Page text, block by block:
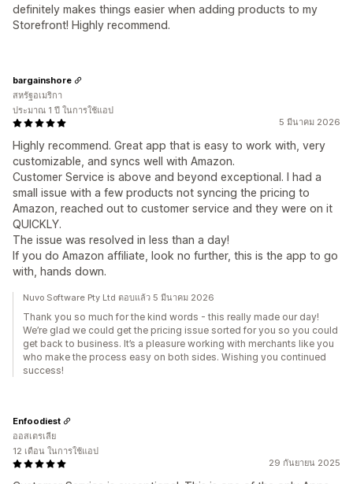
definitely makes things easier when adding products to my
Storefront! Highly recommend.
5 มีนาคม 2026
Highly recommend. Great app that is easy to work with, very
customizable, and syncs well with Amazon.
Customer Service is above and beyond exceptional. I had a
small issue with a few products not syncing the pricing to
Amazon, reached out to customer service and they were on it
QUICKLY.
The issue was resolved in less than a day!
If you do Amazon affiliate, look no further, this is the app to go
with, hands down.
bargainshore
สหรัฐอเมริกา
ประมาณ 1 ปี ในการใช้แอป
Nuvo Software Pty Ltd ตอบแล้ว 5 มีนาคม 2026
Thank you so much for the kind words - this really made our day!
We’re glad we could get the pricing issue sorted for you so you could
get back to business. It’s a pleasure working with merchants like you
who make the process easy on both sides. Wishing you continued
success!
29 กันยายน 2025
Enfoodiest
ออสเตรเลีย
12 เดือน ในการใช้แอป